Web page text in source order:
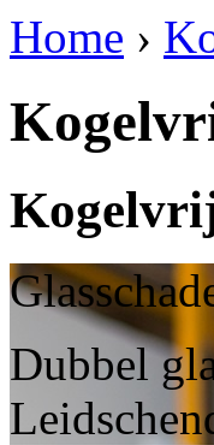
Home ›
Dubbel